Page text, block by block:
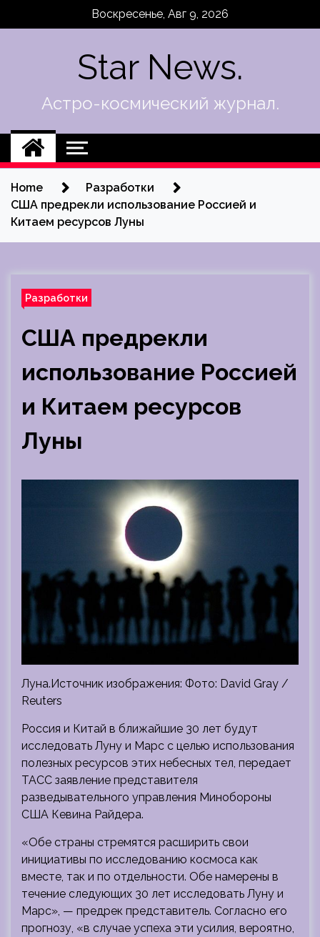
Воскресенье, Авг 9, 2026
Star News.
Астро-космический журнал.
Home
Разработки
США предрекли использование Россией и
Китаем ресурсов Луны
Разработки
США предрекли
использование Россией
и Китаем ресурсов
Луны
Луна.Источник изображения: Фото: David Gray /
Reuters
Россия и Китай в ближайшие 30 лет будут
исследовать Луну и Марс с целью использования
полезных ресурсов этих небесных тел, передает
ТАСС заявление представителя
разведывательного управления Минобороны
США Кевина Райдера.
«Обе страны стремятся расширить свои
инициативы по исследованию космоса как
вместе, так и по отдельности. Обе намерены в
течение следующих 30 лет исследовать Луну и
Марс», — предрек представитель. Согласно его
прогнозу, «в случае успеха эти усилия, вероятно,